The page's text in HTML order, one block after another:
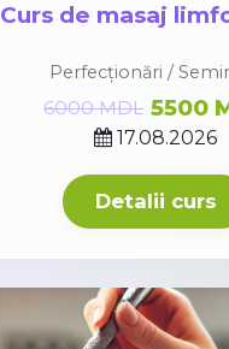
Curs de masaj
Perfecționări /
17.08.2026
6000 MDL 5500
Detalii curs